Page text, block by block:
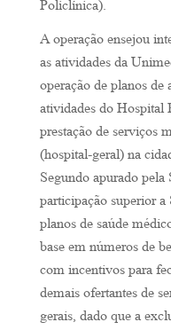
Policlínica).
A operação ensejou
as atividades da
operação de planos de
atividades do Hospital
prestação de serviços
(hospital-geral) na
Segundo apurado
participação superior
planos de saúde
base em números de
com incentivos para
demais ofertantes de
gerais, dado que a